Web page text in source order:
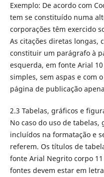
Exemplo: De acordo com
tem se constituído numa
corporações têm exercido
As citações diretas longas,
constituir um parágrafo à
esquerda, em fonte Arial
simples, sem aspas e com
página de publicação
2.3 Tabelas, gráficos e
No caso do uso de
incluídos na formatação e
referem. Os títulos de
fonte Arial Negrito corpo
fontes devem estar em